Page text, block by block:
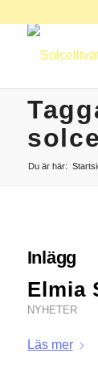
Du är här:
Inlägg
Elmia
NYHETER
Läs mer